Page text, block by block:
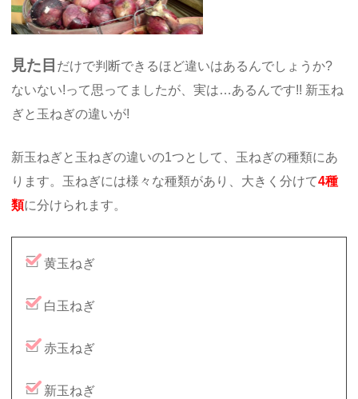
見た目 だけで判断できるほど違いはあるんでしょうか?
ないない!って思ってましたが、実は…あるんです!! 新玉ね
ぎと玉ねぎの違いが!
新玉ねぎと玉ねぎの違いの1つとして、玉ねぎの種類にあ
ります。玉ねぎには様々な種類があり、大きく分けて4種
類に分けられます。
黄玉ねぎ
白玉ねぎ
赤玉ねぎ
新玉ねぎ